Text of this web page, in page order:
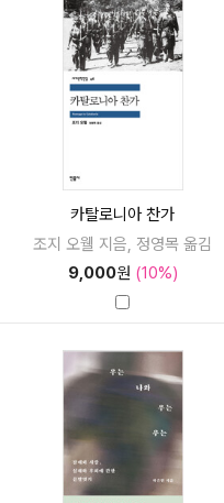
카탈로니아 찬가
조지 오웰 지음, 정영목 옮김
9,000원 (10%)